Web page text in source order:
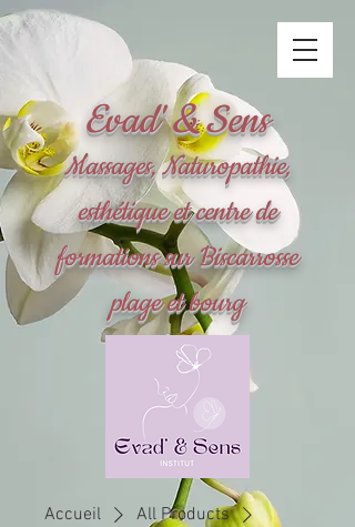
Evad' & Sens
Massages, Naturopathie,
esthétique et centre de
formations sur Biscarrosse
plage et bourg
Accueil
All Products